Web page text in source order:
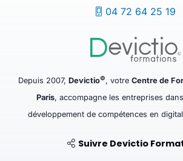
04 72 64 25 19
Depuis 2007, Devictio©, votre Centre de
Paris, accompagne les entreprises
développement de compétences en
Suivre Devictio